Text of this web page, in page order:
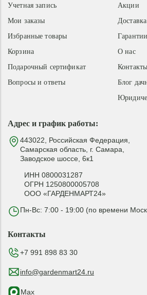
Адрес и график работы:
443022, Российская Федерация,
Самарская область, г. Самара,
Заводское шоссе, 6к1
ИНН 0800031287
ОГРН 1250800005708
ООО «ГАРДЕНМАРТ24»
Пн-Вс: 7:00 - 19:00 (по времени
Акции
Гарантии
О нас
Контакты
Блог
Учетная запись
Мои заказы
Избранные товары
Корзина
Подарочный сертификат
Вопросы и ответы
Контакты
+7 991 898 83 30
info@gardenmart24.ru
Max